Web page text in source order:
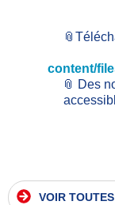
content/
📎 Des
VOIR